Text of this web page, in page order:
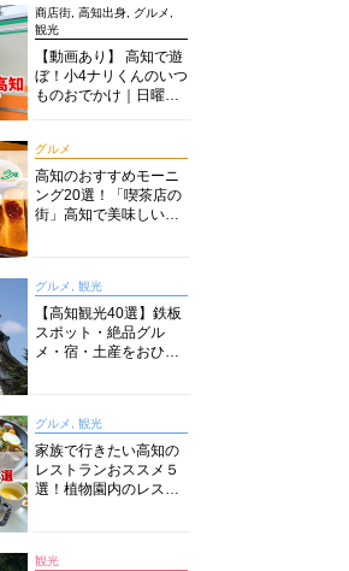
商店街, 高知出身, グルメ,
観光
【動画あり】 高知で遊
ぼ！小4ナリくんのいつ
ものおでかけ｜日曜市
グルメ
高知のおすすめモーニ
ング20選！「喫茶店の
街」高知で美味しい喫
グルメ, 観光
【高知観光40選】鉄板
スポット・絶品グル
メ・宿・土産をおひと
グルメ, 観光
家族で行きたい高知の
レストランおススメ５
選！植物園内のレスト
観光